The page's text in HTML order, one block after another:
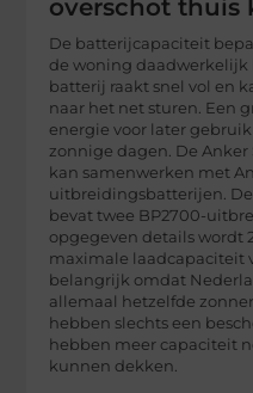
overschot thuis
De batterijcapaciteit
de woning daadwerkelijk
batterij raakt snel vol en
naar het net sturen. Een
energie voor later
zonnige dagen. De Anker
kan samenwerken met
uitbreidingsbatterijen.
bevat twee BP2700-
opgegeven details wordt
maximale laadcapaciteit
belangrijk omdat
allemaal hetzelfde
hebben slechts een
hebben meer capaciteit
kunnen dekken.